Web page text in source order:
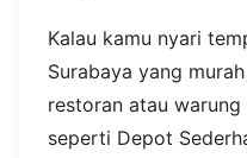
Kalau kamu nyari
Surabaya yang
restoran atau
seperti Depot